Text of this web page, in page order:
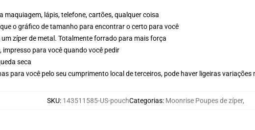
maquiagem, lápis, telefone, cartões, qualquer coisa
o gráfico de tamanho para encontrar o certo para você
um zíper de metal. Totalmente forrado para mais força
impresso para você quando você pedir
seca
para você pelo seu cumprimento local de terceiros, pode haver ligeiras
SKU: 143511585-US-pouchCategorias: Moonrise Poupes de zíper,